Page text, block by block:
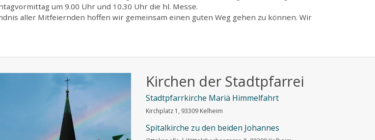
um 9.00 Uhr und 10.30 Uhr die hl. Messe.
aller Mitfeiernden hoffen wir gemeinsam einen guten Weg gehen zu können. Wir
Kirchen der Stadtpfarrei
Stadtpfarrkirche Mariä Himmelfahrt
Kirchplatz 1, 93309 Kelheim
Spitalkirche zu den beiden Johannes